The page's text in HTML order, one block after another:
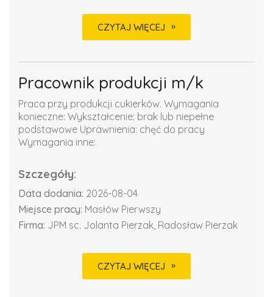
CZYTAJ WIĘCEJ
Pracownik produkcji m/k
Praca przy produkcji cukierków. Wymagania
konieczne: Wykształcenie: brak lub niepełne
podstawowe Uprawnienia: chęć do pracy
Wymagania inne:
Szczegóły:
Data dodania: 2026-08-04
Miejsce pracy: Masłów Pierwszy
Firma: JPM sc. Jolanta Pierzak, Radosław Pierzak
CZYTAJ WIĘCEJ